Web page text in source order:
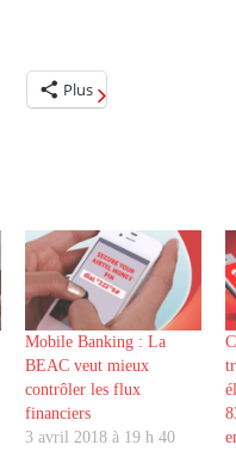
Plus
Mobile Banking : La
BEAC veut mieux
contrôler les flux
financiers
3 avril 2018 à 19 h 40